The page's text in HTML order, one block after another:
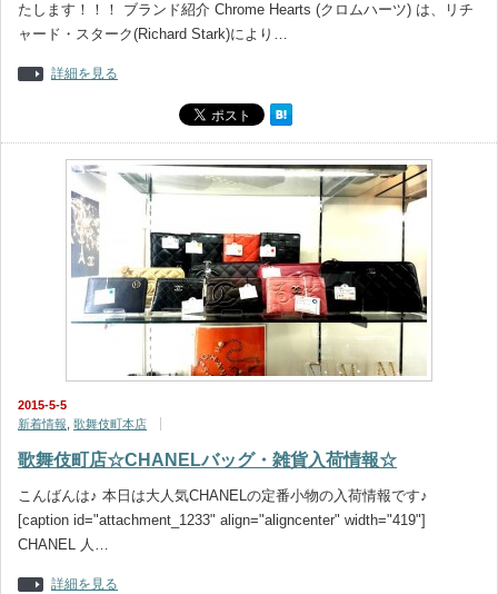
たします！！！ ブランド紹介 Chrome Hearts (クロムハーツ) は、リチ
ャード・スターク(Richard Stark)により…
詳細を見る
2015-5-5
新着情報 歌舞伎町本店
歌舞伎町店☆CHANELバッグ・雑貨入荷情報☆
こんばんは♪ 本日は大人気CHANELの定番小物の入荷情報です♪
[caption id="attachment_1233" align="aligncenter" width="419"]
CHANEL 人…
詳細を見る